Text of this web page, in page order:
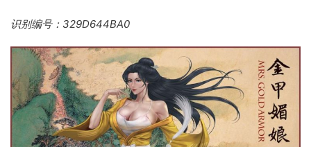
识别编号：329D644BA0